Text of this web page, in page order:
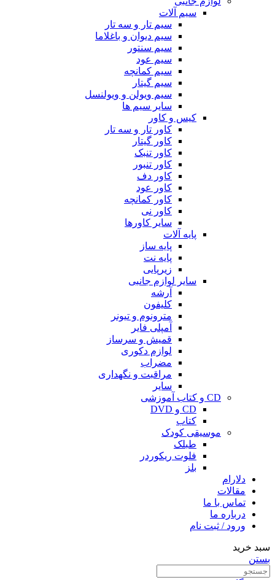
سیم آلات
سیم تار و سه تار
سیم دیوان و باغلاما
سیم سنتور
سیم عود
سیم کمانچه
سیم گیتار
سیم ویولن و ویولنسل
سایر سیم ها
کیس و کاور
کاور تار و سه تار
کاور گیتار
کاور تنبک
کاور تنبور
کاور دف
کاور عود
کاور کمانچه
کاور نی
سایر کاورها
پایه آلات
پایه ساز
پایه نت
زیرپایی
سایر لوازم جانبی
آرشه
کلیفون
مترونوم و تیونر
آمپلی فایر
قمیش و سرساز
لوازم دکوری
مضراب
مراقبت و نگهداری
سایر
CD و کتاب آموزشی
CD و DVD
کتاب
موسیقی کودک
طبلک
فلوت ریکوردر
بلز
دلارام
مقالات
تماس با ما
درباره ما
ورود / ثبت نام
سبد خرید
بستن